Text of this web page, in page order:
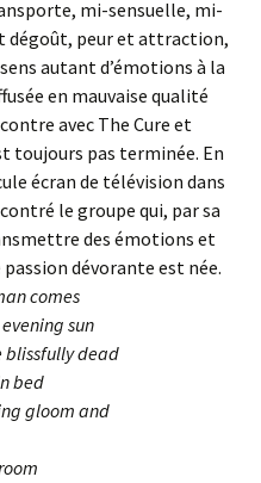
mi-sensuelle, mi-
dégoût, peur et attraction,
autant d’émotions à la
en mauvaise qualité
avec The Cure et
toujours pas terminée. En
écran de télévision dans
le groupe qui, par sa
des émotions et
dévorante est née.
comes
sun
blissfully dead
bed
gloom and